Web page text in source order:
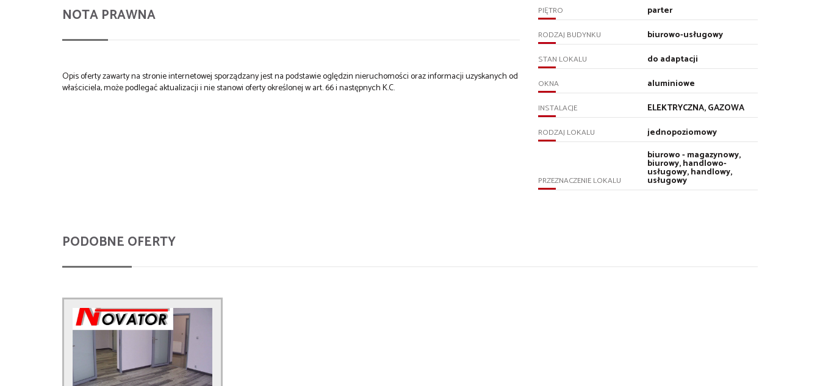
NOTA PRAWNA
Opis oferty zawarty na stronie internetowej sporządzany jest na podstawie oględzin nieruchomości oraz informacji uzyskanych od
właściciela, może podlegać aktualizacji i nie stanowi oferty określonej w art. 66 i następnych K.C.
PIĘTRO parter
RODZAJ BUDYNKU biurowo-usługowy
STAN LOKALU do adaptacji
OKNA aluminiowe
INSTALACJE ELEKTRYCZNA, GAZOWA
RODZAJ LOKALU jednopoziomowy
PRZEZNACZENIE LOKALU
biurowo - magazynowy,
biurowy, handlowo-
usługowy, handlowy,
usługowy
PODOBNE OFERTY